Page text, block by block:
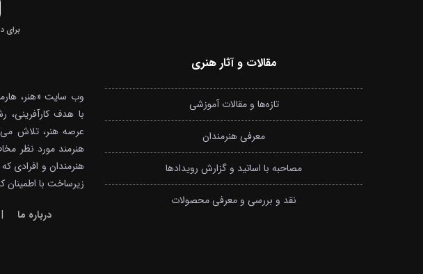
برای
مقالات و آثار هنری
تازه‌ها و مقالات آموزشی
معرفی هنرمندان
مصاحبه با اساتید و گزارش رویدادها
نقد و بررسی و معرفی محصولات
با هدف کارآفرینی،
عرصه هنر، تلاش
هنرمند مورد نظر
هنرمندان و افرادی که
زیرساخت با اطمینان
درباره ما